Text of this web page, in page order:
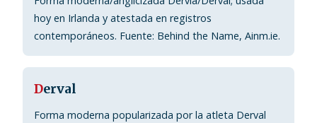
hoy en Irlanda y atestada en registros
contemporáneos. Fuente: Behind the Name, Ainm.ie.
Derval
Forma moderna popularizada por la atleta Derval